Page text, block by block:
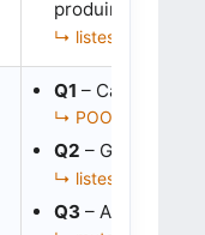
produire un
↳ listes
Q1 – Calculer
↳ POO, instances,
Q2 – Grouper
↳ listes de
Q3 – Analyser le